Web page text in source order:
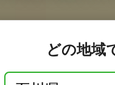
どの地域